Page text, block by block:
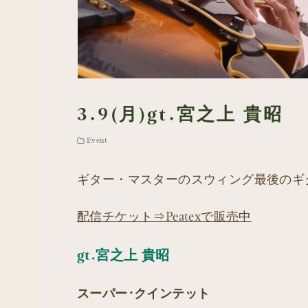
3.9(月)gt.宮之上 貴昭
Event
ギター・マスターのスウィング最後の
配信チケット⇒Peatexで販売中
gt.宮之上 貴昭
スーパー･クインテット